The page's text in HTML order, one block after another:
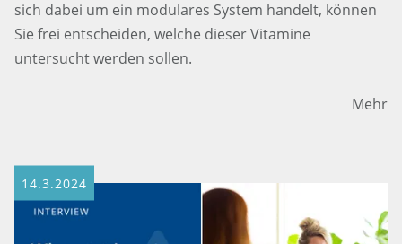
sich dabei um ein modulares System handelt, können
Sie frei entscheiden, welche dieser Vitamine
untersucht werden sollen.
Mehr
14.3.2024